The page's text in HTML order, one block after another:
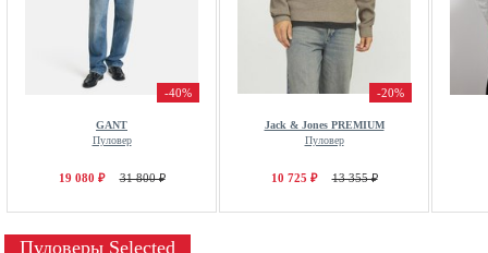
-40%
GANT
Пуловер
19 080 ₽ 31 800 ₽
-20%
Jack & Jones PREMIUM
Пуловер
10 725 ₽ 13 355 ₽
Пуловеры Selected